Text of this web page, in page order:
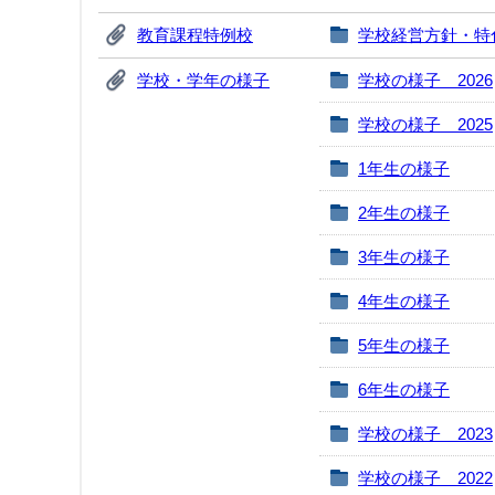
教育課程特例校 学校経営方針・特
学校・学年の様子 学校の様子 2026
学校の様子 2025
1年生の様子
2年生の様子
3年生の様子
4年生の様子
5年生の様子
6年生の様子
学校の様子 2023
学校の様子 2022